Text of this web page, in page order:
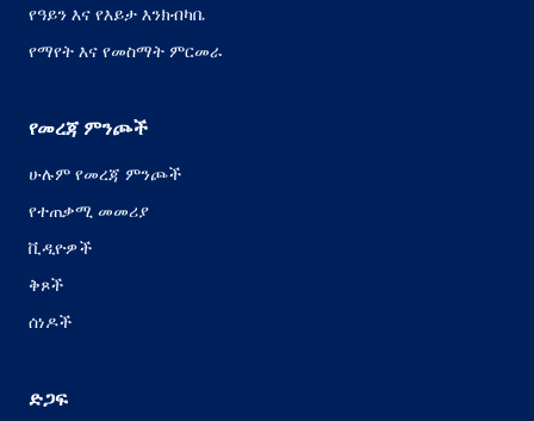
የዓይን እና የእይታ እንክብካቤ
የማየት እና የመስማት ምርመራ
የመረጃ ምንጮች
ሁሉም የመረጃ ምንጮች
የተጠቃሚ መመሪያ
ቪዲዮዎች
ቅጾች
ሰነዶች
ድጋፍ